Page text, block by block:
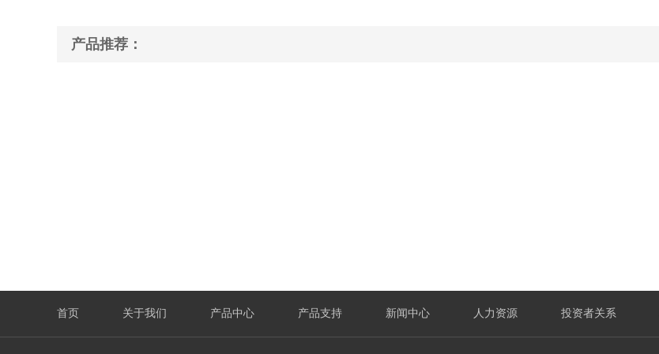
产品推荐：
首页 关于我们 产品中心 产品支持 新闻中心 人力资源 投资者关系